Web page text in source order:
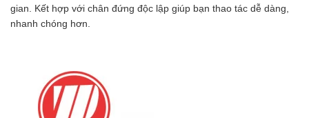
gian. Kết hợp với chân đứng độc lập giúp bạn thao tác dễ dàng,
nhanh chóng hơn.